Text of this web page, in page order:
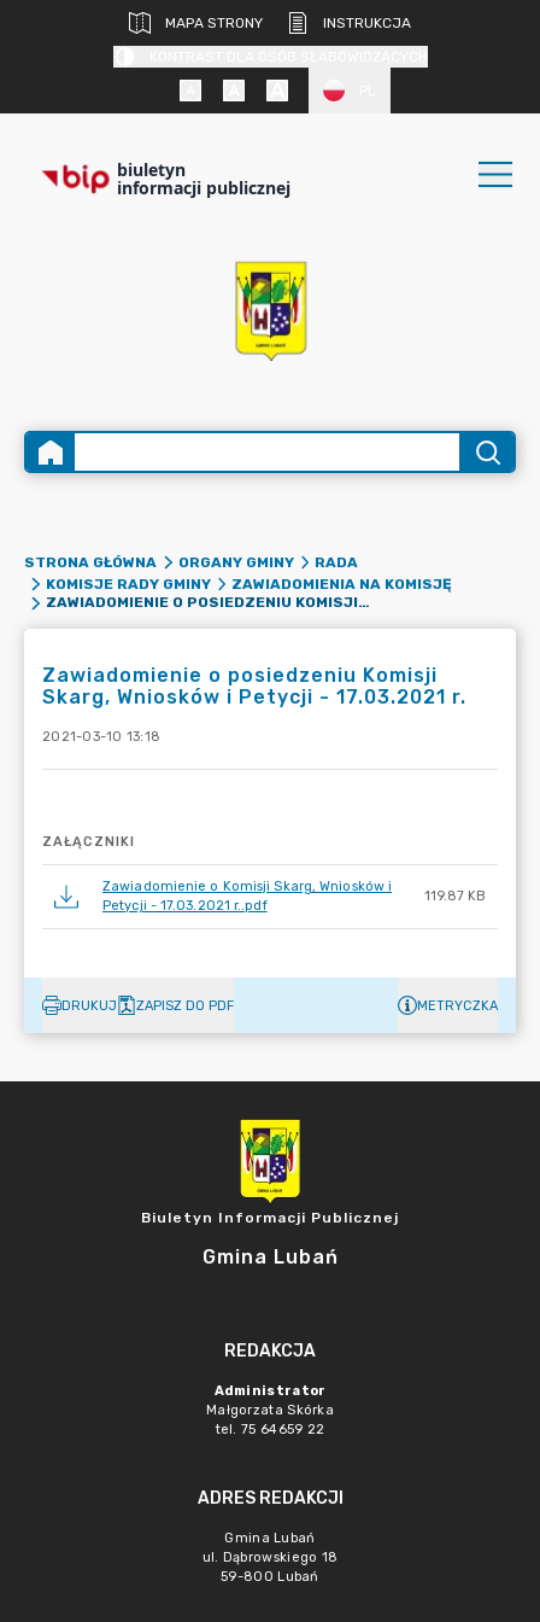
MAPA STRONY
INSTRUKCJA
biuletyn
informacji publicznej
STRONA GŁÓWNA ORGANY GMINY
RADA
KOMISJE RADY GMINY
ZAWIADOMIENIA NA KOMISJĘ
ZAWIADOMIENIE O POSIEDZENIU KOMISJI SKARG, WNIOSKÓW I PETYCJI - 17.03.2021 R.
Zawiadomienie o posiedzeniu Komisji
Skarg, Wniosków i Petycji - 17.03.2021 r.
2021-03-10 13:18
ZAŁĄCZNIKI
Zawiadomienie o Komisji Skarg, Wniosków i
Petycji - 17.03.2021 r..pdf
119.87 KB
DRUKUJ ZAPISZ DO PDF METRYCZKA
Biuletyn Informacji Publicznej
Gmina Lubań
REDAKCJA
Administrator
Małgorzata Skórka
tel. 75 64659 22
ADRES REDAKCJI
Gmina Lubań
ul. Dąbrowskiego 18
59-800 Lubań